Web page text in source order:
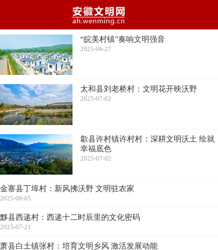
“皖美村镇”奏响文明强音
2025-06-27
太和县刘老桥村：文明花开映沃野
2025-07-02
歙县许村镇许村村：深耕文明沃土 绘就
幸福底色
2025-07-02
金寨县丁埠村：新风拂沃野 文明驻农家
2025-08-05
黟县西递村：西递十二时辰里的文化密码
2025-07-21
萧县白土镇张村：培育文明乡风 激活发展动能